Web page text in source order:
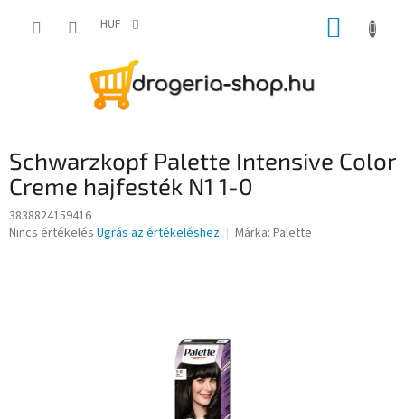
HUF KOSÁR
Schwarzkopf Palette Intensive Color
Creme hajfesték N1 1-0
3838824159416
A
Nincs értékelés Ugrás az értékeléshez Márka: Palette